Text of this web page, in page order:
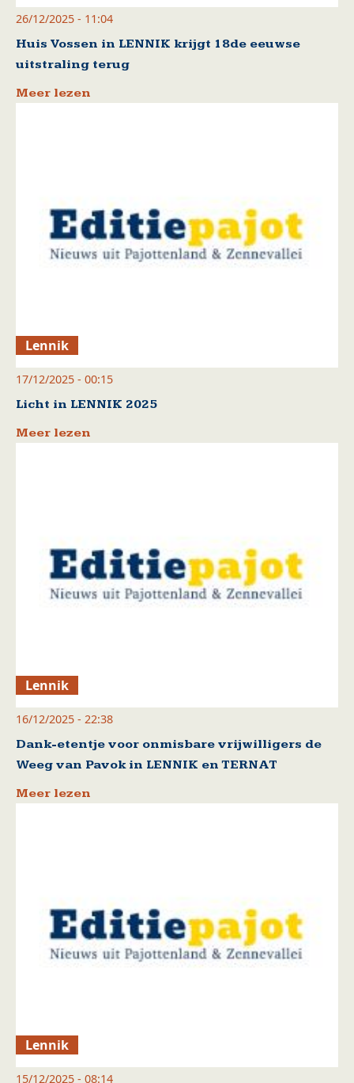
26/12/2025 - 11:04
Huis Vossen in LENNIK krijgt 18de eeuwse
uitstraling terug
Meer lezen
Lennik
17/12/2025 - 00:15
Licht in LENNIK 2025
Meer lezen
Lennik
16/12/2025 - 22:38
Dank-etentje voor onmisbare vrijwilligers de
Weeg van Pavok in LENNIK en TERNAT
Meer lezen
Lennik
15/12/2025 - 08:14